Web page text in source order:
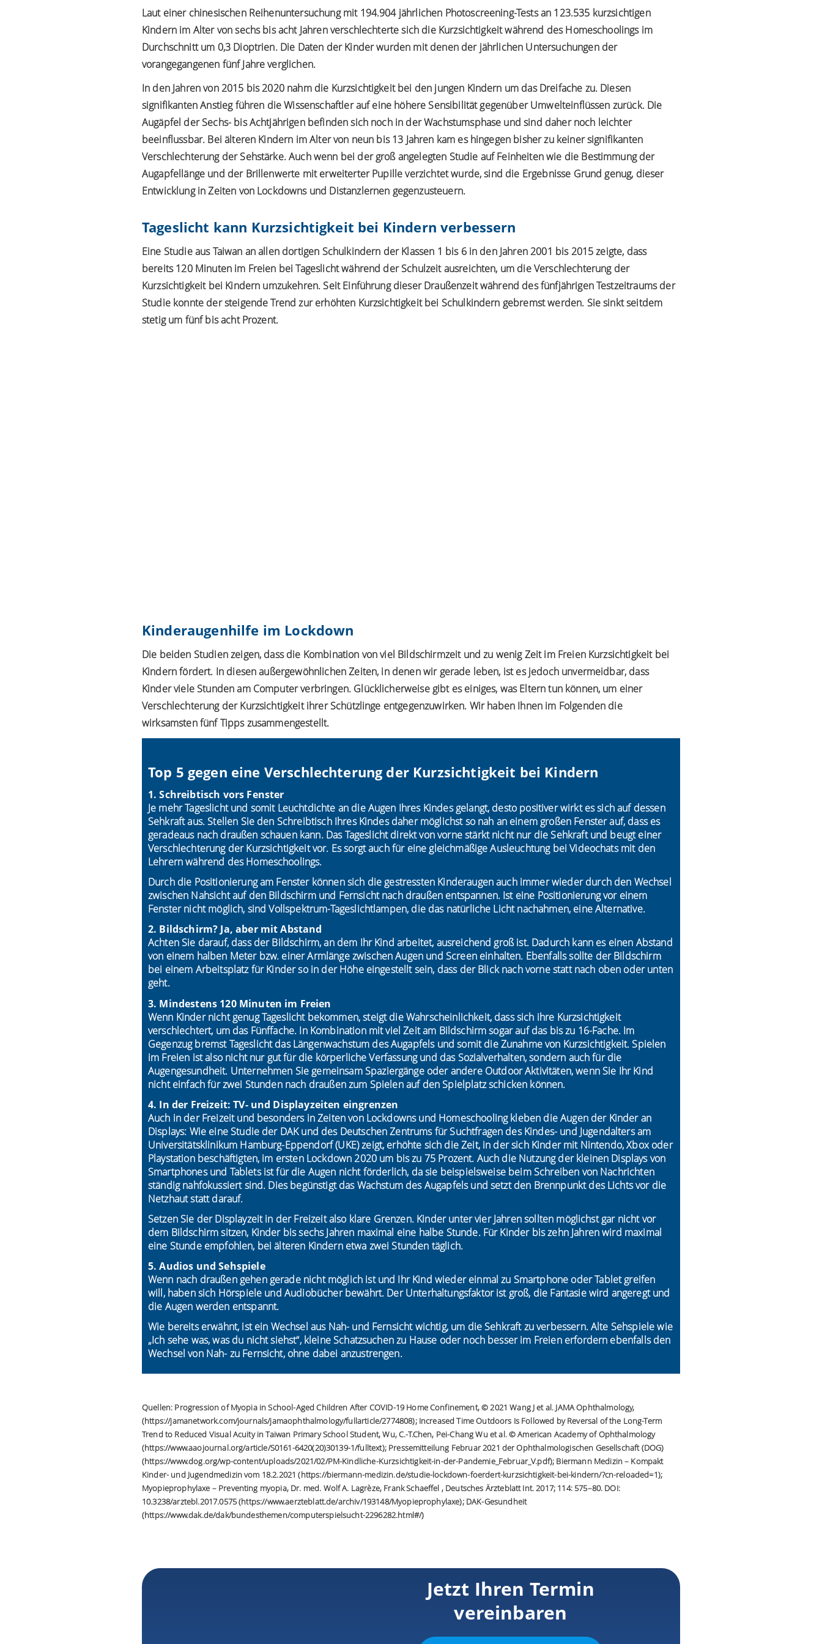
Laut einer chinesischen Reihenuntersuchung mit 194.904 jährlichen Photoscreening-Tests an 123.535 kurzsichtigen
Kindern im Alter von sechs bis acht Jahren verschlechterte sich die Kurzsichtigkeit während des Homeschoolings im
Durchschnitt um 0,3 Dioptrien. Die Daten der Kinder wurden mit denen der jährlichen Untersuchungen der
vorangegangenen fünf Jahre verglichen.
In den Jahren von 2015 bis 2020 nahm die Kurzsichtigkeit bei den jungen Kindern um das Dreifache zu. Diesen
signifikanten Anstieg führen die Wissenschaftler auf eine höhere Sensibilität gegenüber Umwelteinflüssen zurück. Die
Augäpfel der Sechs- bis Achtjährigen befinden sich noch in der Wachstumsphase und sind daher noch leichter
beeinflussbar. Bei älteren Kindern im Alter von neun bis 13 Jahren kam es hingegen bisher zu keiner signifikanten
Verschlechterung der Sehstärke. Auch wenn bei der groß angelegten Studie auf Feinheiten wie die Bestimmung der
Augapfellänge und der Brillenwerte mit erweiterter Pupille verzichtet wurde, sind die Ergebnisse Grund genug, dieser
Entwicklung in Zeiten von Lockdowns und Distanzlernen gegenzusteuern.
Tageslicht kann Kurzsichtigkeit bei Kindern verbessern
Eine Studie aus Taiwan an allen dortigen Schulkindern der Klassen 1 bis 6 in den Jahren 2001 bis 2015 zeigte, dass
bereits 120 Minuten im Freien bei Tageslicht während der Schulzeit ausreichten, um die Verschlechterung der
Kurzsichtigkeit bei Kindern umzukehren. Seit Einführung dieser Draußenzeit während des fünfjährigen Testzeitraums der
Studie konnte der steigende Trend zur erhöhten Kurzsichtigkeit bei Schulkindern gebremst werden. Sie sinkt seitdem
stetig um fünf bis acht Prozent.
Kinderaugenhilfe im Lockdown
Die beiden Studien zeigen, dass die Kombination von viel Bildschirmzeit und zu wenig Zeit im Freien Kurzsichtigkeit bei
Kindern fördert. In diesen außergewöhnlichen Zeiten, in denen wir gerade leben, ist es jedoch unvermeidbar, dass
Kinder viele Stunden am Computer verbringen. Glücklicherweise gibt es einiges, was Eltern tun können, um einer
Verschlechterung der Kurzsichtigkeit ihrer Schützlinge entgegenzuwirken. Wir haben Ihnen im Folgenden die
wirksamsten fünf Tipps zusammengestellt.
Top 5 gegen eine Verschlechterung der Kurzsichtigkeit bei Kindern
1. Schreibtisch vors Fenster
Je mehr Tageslicht und somit Leuchtdichte an die Augen Ihres Kindes gelangt, desto positiver wirkt es sich auf dessen
Sehkraft aus. Stellen Sie den Schreibtisch Ihres Kindes daher möglichst so nah an einem großen Fenster auf, dass es
geradeaus nach draußen schauen kann. Das Tageslicht direkt von vorne stärkt nicht nur die Sehkraft und beugt einer
Verschlechterung der Kurzsichtigkeit vor. Es sorgt auch für eine gleichmäßige Ausleuchtung bei Videochats mit den
Lehrern während des Homeschoolings.
Durch die Positionierung am Fenster können sich die gestressten Kinderaugen auch immer wieder durch den Wechsel
zwischen Nahsicht auf den Bildschirm und Fernsicht nach draußen entspannen. Ist eine Positionierung vor einem
Fenster nicht möglich, sind Vollspektrum-Tageslichtlampen, die das natürliche Licht nachahmen, eine Alternative.
2. Bildschirm? Ja, aber mit Abstand
Achten Sie darauf, dass der Bildschirm, an dem Ihr Kind arbeitet, ausreichend groß ist. Dadurch kann es einen Abstand
von einem halben Meter bzw. einer Armlänge zwischen Augen und Screen einhalten. Ebenfalls sollte der Bildschirm
bei einem Arbeitsplatz für Kinder so in der Höhe eingestellt sein, dass der Blick nach vorne statt nach oben oder unten
geht.
3. Mindestens 120 Minuten im Freien
Wenn Kinder nicht genug Tageslicht bekommen, steigt die Wahrscheinlichkeit, dass sich ihre Kurzsichtigkeit
verschlechtert, um das Fünffache. In Kombination mit viel Zeit am Bildschirm sogar auf das bis zu 16-Fache. Im
Gegenzug bremst Tageslicht das Längenwachstum des Augapfels und somit die Zunahme von Kurzsichtigkeit. Spielen
im Freien ist also nicht nur gut für die körperliche Verfassung und das Sozialverhalten, sondern auch für die
Augengesundheit. Unternehmen Sie gemeinsam Spaziergänge oder andere Outdoor Aktivitäten, wenn Sie Ihr Kind
nicht einfach für zwei Stunden nach draußen zum Spielen auf den Spielplatz schicken können.
4. In der Freizeit: TV- und Displayzeiten eingrenzen
Auch in der Freizeit und besonders in Zeiten von Lockdowns und Homeschooling kleben die Augen der Kinder an
Displays: Wie eine Studie der DAK und des Deutschen Zentrums für Suchtfragen des Kindes- und Jugendalters am
Universitätsklinikum Hamburg-Eppendorf (UKE) zeigt, erhöhte sich die Zeit, in der sich Kinder mit Nintendo, Xbox oder
Playstation beschäftigten, im ersten Lockdown 2020 um bis zu 75 Prozent. Auch die Nutzung der kleinen Displays von
Smartphones und Tablets ist für die Augen nicht förderlich, da sie beispielsweise beim Schreiben von Nachrichten
ständig nahfokussiert sind. Dies begünstigt das Wachstum des Augapfels und setzt den Brennpunkt des Lichts vor die
Netzhaut statt darauf.
Setzen Sie der Displayzeit in der Freizeit also klare Grenzen. Kinder unter vier Jahren sollten möglichst gar nicht vor
dem Bildschirm sitzen, Kinder bis sechs Jahren maximal eine halbe Stunde. Für Kinder bis zehn Jahren wird maximal
eine Stunde empfohlen, bei älteren Kindern etwa zwei Stunden täglich.
5. Audios und Sehspiele
Wenn nach draußen gehen gerade nicht möglich ist und Ihr Kind wieder einmal zu Smartphone oder Tablet greifen
will, haben sich Hörspiele und Audiobücher bewährt. Der Unterhaltungsfaktor ist groß, die Fantasie wird angeregt und
die Augen werden entspannt.
Wie bereits erwähnt, ist ein Wechsel aus Nah- und Fernsicht wichtig, um die Sehkraft zu verbessern. Alte Sehspiele wie
„Ich sehe was, was du nicht siehst“, kleine Schatzsuchen zu Hause oder noch besser im Freien erfordern ebenfalls den
Wechsel von Nah- zu Fernsicht, ohne dabei anzustrengen.
Quellen: Progression of Myopia in School-Aged Children After COVID-19 Home Confinement, © 2021 Wang J et al. JAMA Ophthalmology,
(https://jamanetwork.com/journals/jamaophthalmology/fullarticle/2774808); Increased Time Outdoors Is Followed by Reversal of the Long-Term
Trend to Reduced Visual Acuity in Taiwan Primary School Student, Wu, C.-T.Chen, Pei-Chang Wu et al. © American Academy of Ophthalmology
(https://www.aaojournal.org/article/S0161-6420(20)30139-1/fulltext); Pressemitteilung Februar 2021 der Ophthalmologischen Gesellschaft (DOG)
(https://www.dog.org/wp-content/uploads/2021/02/PM-Kindliche-Kurzsichtigkeit-in-der-Pandemie_Februar_V.pdf); Biermann Medizin – Kompakt
Kinder- und Jugendmedizin vom 18.2.2021 (https://biermann-medizin.de/studie-lockdown-foerdert-kurzsichtigkeit-bei-kindern/?cn-reloaded=1);
Myopieprophylaxe – Preventing myopia, Dr. med. Wolf A. Lagrèze, Frank Schaeffel , Deutsches Ärzteblatt Int. 2017; 114: 575–80. DOI:
10.3238/arztebl.2017.0575 (https://www.aerzteblatt.de/archiv/193148/Myopieprophylaxe); DAK-Gesundheit
(https://www.dak.de/dak/bundesthemen/computerspielsucht-2296282.html#/)
Jetzt Ihren Termin
vereinbaren